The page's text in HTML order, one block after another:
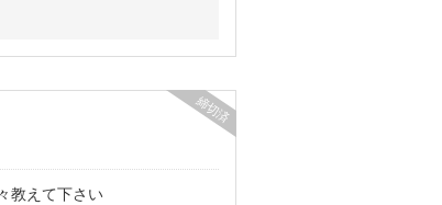
締切済
教えて下さい